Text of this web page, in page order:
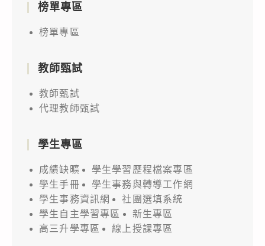
榜單專區
榜單專區
教師甄試
教師甄試
代理教師甄試
學生專區
成績缺曠
學生學習歷程檔案專區
學生手冊
學生事務與轉導工作網
學生事務資訊網
社團選填系統
學生自主學習專區
新生專區
高三升學專區
線上授課專區